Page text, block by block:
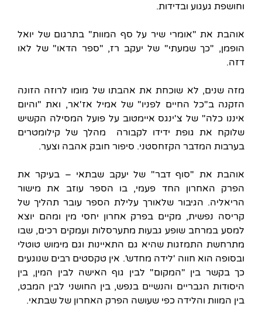
וחושפת געגוע ובדידות.
אוהבת את "אומרי שיר על סף המוות" בתרגום של יואל
הופמן, "כך שמעתי" של יעקב רז, "ספר הדאו" של לאו
דזה.
מזה שנים, לא שוכחת את אהבתו של מומו לרוזה הזונה
הזקנה ב"כל החיים לפניו" של אמיל אז'אר, ואת "והיום
איננו כלה" של צ'ינגס איימטוב על פועל המסילה הקשיש
שלוקח את גופת ידידו לקבורה מהלך של קילומטרים
בערבות המדבר הקזחסטני. סיפור חובק אהבה וצער.
אוהבת את "סוף דבר" של יעקב שבתאי – בעיקר את
הפרק האחרון החד פעמי, בו הספר עוזב את מישור
הריאליה. הגיבור שלאורך עלילת הספר עובר תהליך של
קריסה נפשית, מקיים בפרק אחרון יחסי מין ומהם יוצא
למסע במרחב שופע גבעות מתערסלות ועמקים רכים, שבו
מתרחשת התמזגות שהיא גם התאיינות וגם מימוש טוטלי
ובסופה הוא חווה 'לידה מחדש'. אין טקסטים רבים שנוגעים
כך בקשר בין "המקום" לבין גוף האישה לבין המין, בין
היסודות הגבריים והנשיים בנפש, בין החושני לבין המבט,
בין המוות והלידה כפי שעושה הפרק האחרון של שבתאי.